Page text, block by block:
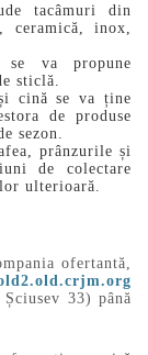
tacâmuri din
inox,
va propune
sticlă.
cină se va ține
de produse
sezon.
prânzurile și
de colectare
ulterioară.
ofertantă,
33) până